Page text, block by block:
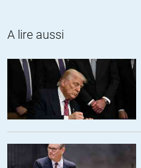
« Elle a même permis à la
» »
fait viré de suède, a utilisé la
suède? Si oui, ce serait plutôt
le moyen de la survie.
ALERTER
A lire aussi